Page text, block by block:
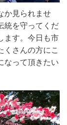
か見られませ
統を守ってくだ
ます。今日も市
くさんの方にこ
なって頂きたい